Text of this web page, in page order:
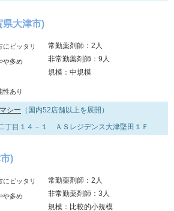
県大津市)
にピッタリ
や多め
性あり
常勤薬剤師：2人
非常勤薬剤師：9人
規模：中規模
シー （国内52店舗以上を展開）
丁目１４－１ ＡＳレジデンス大津堅田１Ｆ
)
にピッタリ
や多め
常勤薬剤師：2人
非常勤薬剤師：3人
規模：比較的小規模